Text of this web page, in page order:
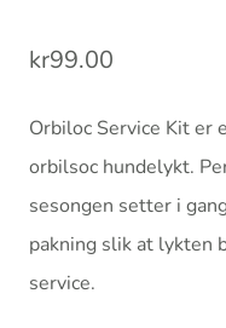
kr99.00
Orbiloc Service Kit er
orbilsoc hundelykt.
sesongen setter i
pakning slik at lykten
service.